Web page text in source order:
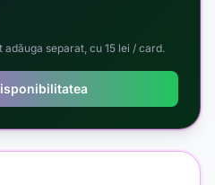
adăuga separat, cu 15 lei / card.